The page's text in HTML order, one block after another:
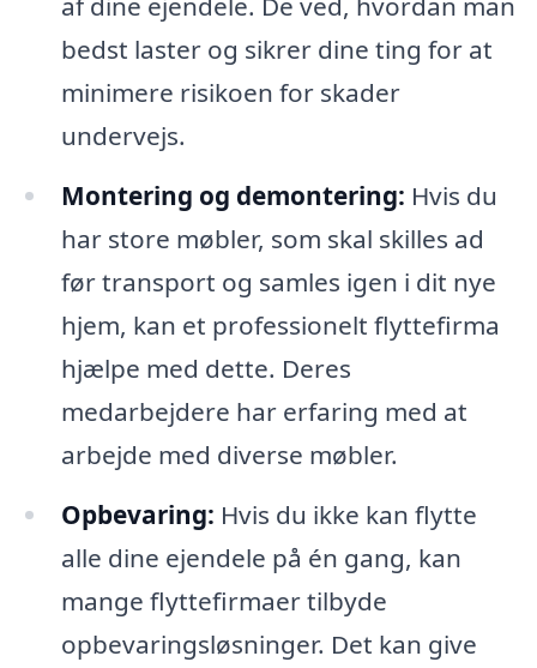
bedst laster og sikrer dine ting for at
minimere risikoen for skader
undervejs.
Montering og demontering: Hvis du
har store møbler, som skal skilles ad
før transport og samles igen i dit nye
hjem, kan et professionelt flyttefirma
hjælpe med dette. Deres
medarbejdere har erfaring med at
arbejde med diverse møbler.
Opbevaring: Hvis du ikke kan flytte
alle dine ejendele på én gang, kan
mange flyttefirmaer tilbyde
opbevaringsløsninger. Det kan give